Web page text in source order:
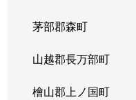
茅部郡森町
山越郡長万部町
檜山郡上ノ国町